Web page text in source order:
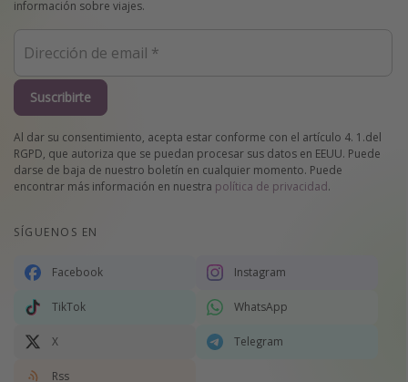
información sobre viajes.
Suscribirte
Al dar su consentimiento, acepta estar conforme con el artículo 4. 1.del
RGPD, que autoriza que se puedan procesar sus datos en EEUU. Puede
darse de baja de nuestro boletín en cualquier momento. Puede
encontrar más información en nuestra política de privacidad.
SÍGUENOS EN
Facebook Instagram
TikTok WhatsApp
X Telegram
Rss